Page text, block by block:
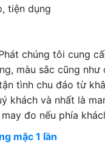
tiện dụng
chúng tôi cung
màu sắc cũng
tình chu đáo từ
khách và nhất là
đo nếu phía
mặc 1 lần